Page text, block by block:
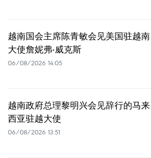
越南国会主席陈青敏会见美国驻越南
大使詹妮弗·威克斯
06/08/2026 14:05
越南政府总理黎明兴会见辞行的马来
西亚驻越大使
06/08/2026 13:51